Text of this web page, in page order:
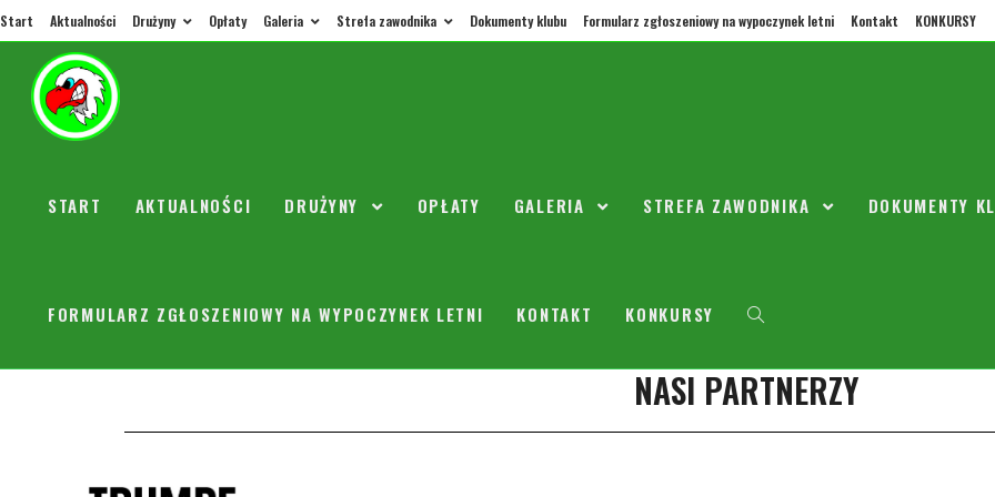
Start Aktualności Drużyny Opłaty Galeria Strefa zawodnika Dokumenty klubu Formularz zgłoszeniowy na wypoczynek letni Kontakt KONKURSY
START AKTUALNOŚCI DRUŻYNY OPŁATY GALERIA STREFA ZAWODNIKA DOKUMENTY
FORMULARZ ZGŁOSZENIOWY NA WYPOCZYNEK LETNI KONTAKT KONKURSY
NASI PARTNERZY